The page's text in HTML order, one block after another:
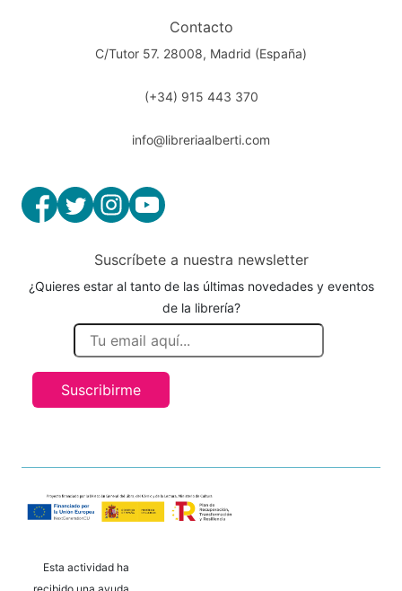
Contacto
C/Tutor 57. 28008, Madrid (España)
(+34) 915 443 370
info@libreriaalberti.com
Suscríbete a nuestra newsletter
¿Quieres estar al tanto de las últimas novedades y eventos
de la librería?
Suscribirme
Esta actividad ha